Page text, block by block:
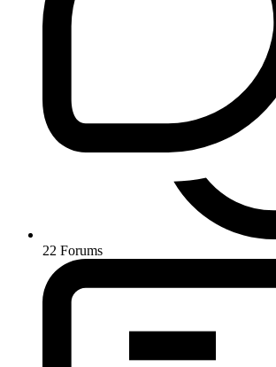
22 Forums